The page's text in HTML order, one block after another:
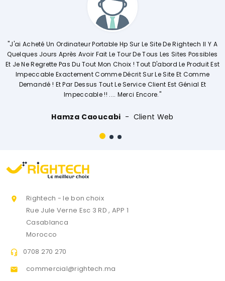
Hp Sur Le Site De Rightech Il Y A
Fait Le Tour De Tous Les Sites Possibles
Mon Choix ! Tout D'abord Le Produit Est
Comme Décrit Sur Le Site Et Comme
Tout Le Service Client Est Génial Et
!! .... Merci Encore."
Client Web
"Commerciale KHADIJA
Explique De Façon
Opérations. Société A

Rightech - le bon choix
Rue Jule Verne Esc 3 RD , APP 1
Casablanca
Morocco
 0708 270 270
 commercial@rightech.ma